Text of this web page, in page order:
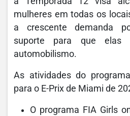
mulheres em todas os
a crescente demanda
suporte para que elas
automobilismo.
As atividades do
para o E-Prix de Miami de
O programa FIA Girls